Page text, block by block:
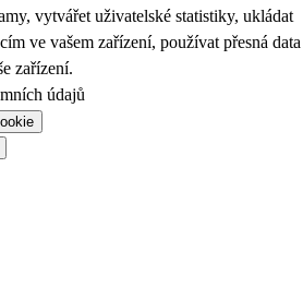
vytvářet uživatelské statistiky, ukládat
ve vašem zařízení, používat přesná data
zařízení.
údajů